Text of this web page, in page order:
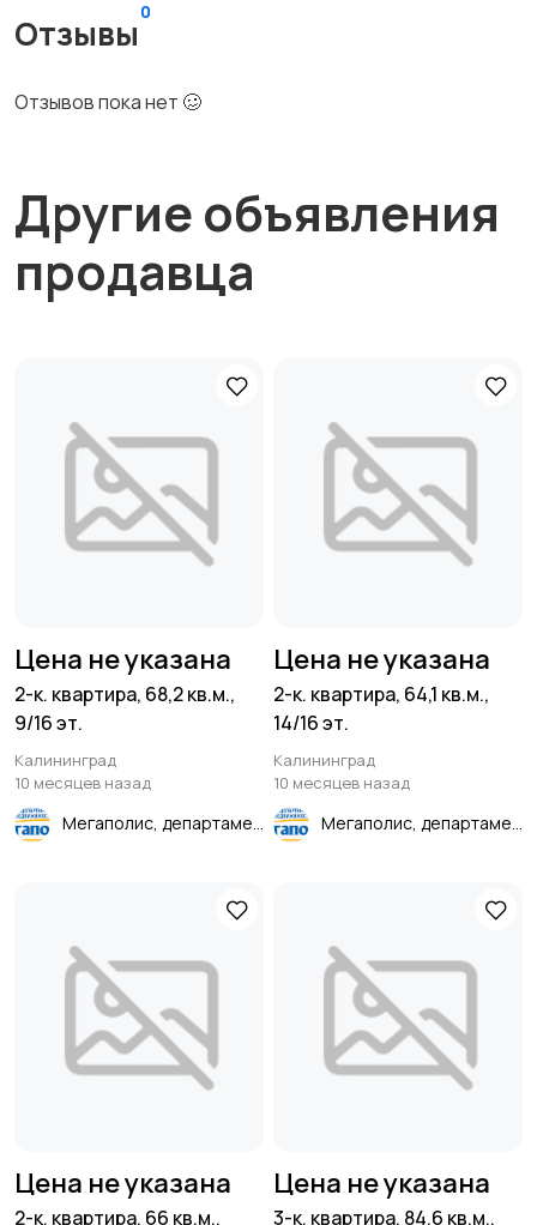
Отзывы
0
Отзывов пока нет 🥴
Другие объявления
продавца
Цена не указана
2-к. квартира, 68,2 кв.м.,
9/16 эт.
Калининград
10 месяцев назад
Мегаполис, департамент недвижимости
Цена не указана
2-к. квартира, 64,1 кв.м.,
14/16 эт.
Калининград
10 месяцев назад
Мегаполис, департамент недвижимости
Цена не указана
2-к. квартира, 66 кв.м.,
Цена не указана
3-к. квартира, 84,6 кв.м.,